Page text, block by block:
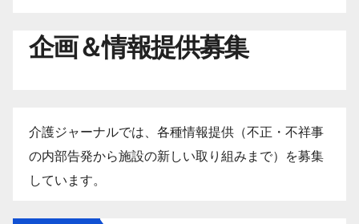
企画＆情報提供募集
介護ジャーナルでは、各種情報提供（不正・不祥事
の内部告発から施設の新しい取り組みまで）を募集
しています。